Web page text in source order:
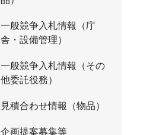
一般競争入札情報（庁
舎・設備管理）
一般競争入札情報（その
他委託役務）
見積合わせ情報（物品）
企画提案募集等